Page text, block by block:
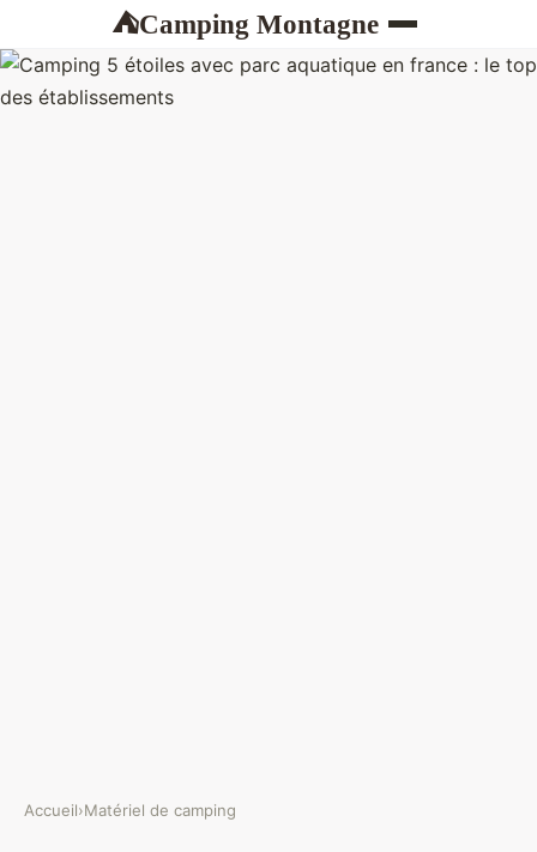
⛺Camping Montagne
MATÉRIEL DE CAMPING
Accueil›Matériel de camping